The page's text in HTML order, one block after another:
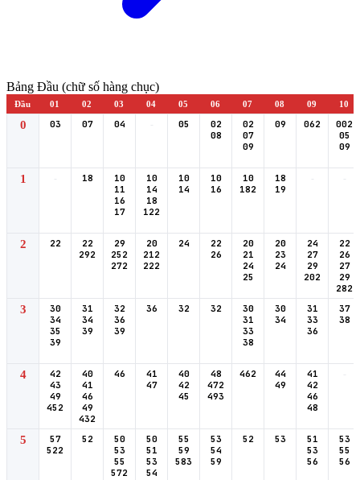
Bảng Đầu (chữ số hàng chục)
Đầu 01 02 03 04 05 06 07 08 09 10
0 03 07 04 - 05
02
08
02
07
09
09 062
002
05
09
1 - 18
10
11
16
17
10
14
18
122
10
14
10
16
10
182
18
19
- -
2 22
22
292
29
252
272
20
212
222
24
22
26
20
21
24
25
20
23
24
24
27
29
202
22
26
27
29
282
3
30
34
35
39
31
34
39
32
36
39
36 32 32
30
31
33
38
30
34
31
33
36
37
38
4
42
43
49
452
40
41
46
49
432
46
41
47
40
42
45
48
472
493
462
44
49
41
42
46
48
-
5
57
522
52
50
53
55
572
50
51
53
54
55
59
583
53
54
59
52 53
51
53
56
53
55
56